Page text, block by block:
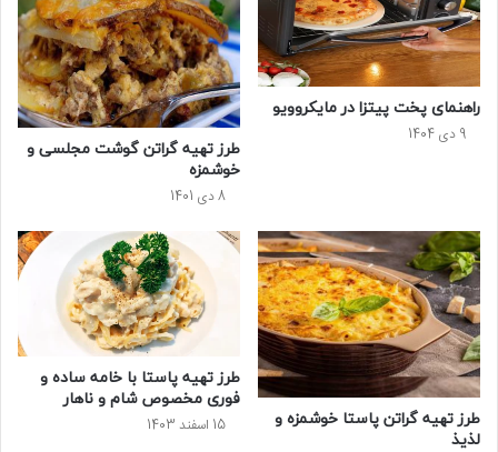
راهنمای پخت پیتزا در مایکروویو
9 دی 1404
طرز تهیه گراتن گوشت مجلسی و
خوشمزه
8 دی 1401
طرز تهیه گراتن پاستا خوشمزه و
لذیذ
طرز تهیه پاستا با خامه ساده و
فوری مخصوص شام و ناهار
15 اسفند 1403